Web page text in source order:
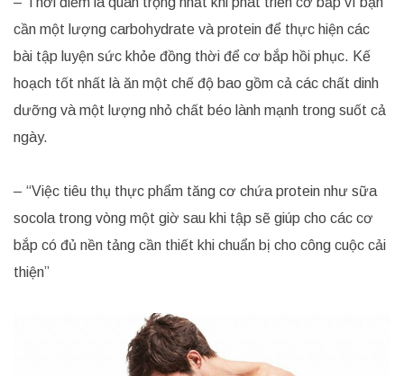
cần một lượng carbohydrate và protein để thực hiện các
bài tập luyện sức khỏe đồng thời để cơ bắp hồi phục. Kế
hoạch tốt nhất là ăn một chế độ bao gồm cả các chất dinh
dưỡng và một lượng nhỏ chất béo lành mạnh trong suốt cả
ngày.
– “Việc tiêu thụ thực phẩm tăng cơ chứa protein như sữa
socola trong vòng một giờ sau khi tập sẽ giúp cho các cơ
bắp có đủ nền tảng cần thiết khi chuẩn bị cho công cuộc cải
thiện”